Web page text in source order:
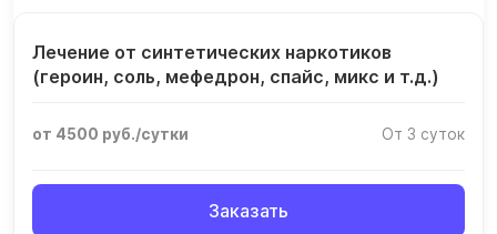
Лечение от синтетических наркотиков
(героин, соль, мефедрон, спайс, микс и т.д.)
от 4500 руб./сутки От 3 суток
Заказать